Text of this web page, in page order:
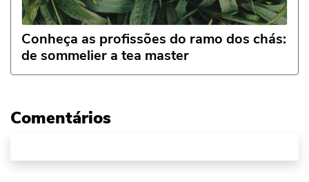
Conheça as profissões do ramo dos chás:
de sommelier a tea master
Comentários